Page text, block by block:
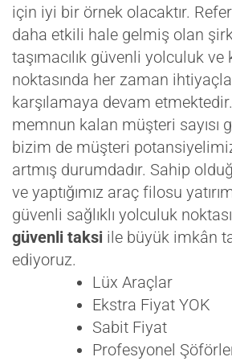
için iyi bir örnek olacaktır.
daha etkili hale gelmiş olan
taşımacılık güvenli yolculuk
noktasında her zaman
karşılamaya devam
memnun kalan müşteri sayısı
bizim de müşteri
artmış durumdadır. Sahip
ve yaptığımız araç filosu
güvenli sağlıklı yolculuk
güvenli taksi ile büyük imkân
ediyoruz.
Lüx Araçlar
Ekstra Fiyat YOK
Sabit Fiyat
Profesyonel